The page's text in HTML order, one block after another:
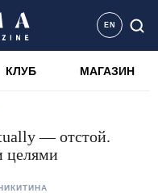
EN
КЛУБ МАГАЗИН
— отстой.
целями